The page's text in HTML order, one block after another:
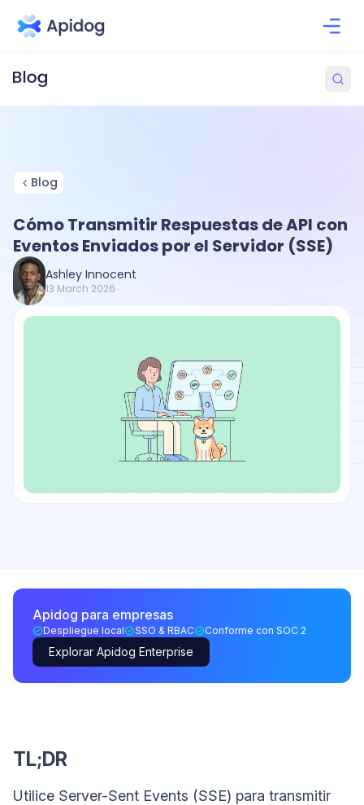
Blog
Cómo Transmitir Respuestas de API con
Eventos Enviados por el Servidor (SSE)
Ashley Innocent
13 March 2026
Apidog para empresas
Despliegue local SSO & RBAC Conforme con SOC 2
Explorar Apidog Enterprise
TL;DR
Utilice Server-Sent Events (SSE) para transmitir